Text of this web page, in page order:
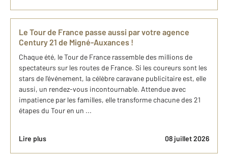
Le Tour de France passe aussi par votre agence
Century 21 de Migné-Auxances !
Chaque été, le Tour de France rassemble des millions de
spectateurs sur les routes de France. Si les coureurs sont les
stars de l'événement, la célèbre caravane publicitaire est, elle
aussi, un rendez-vous incontournable. Attendue avec
impatience par les familles, elle transforme chacune des 21
étapes du Tour en un ...
Lire plus 08 juillet 2026